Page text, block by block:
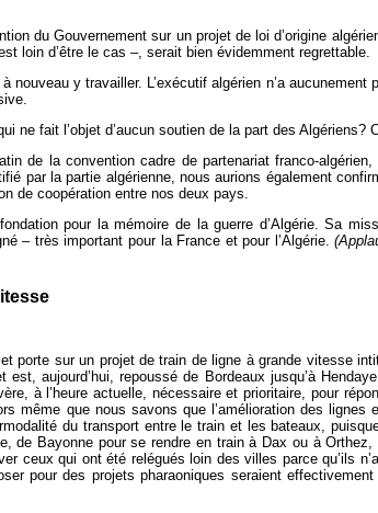
du Gouvernement sur un projet de loi d’origine
loin d’être le cas –, serait bien évidemment regrettable.
nouveau y travailler. L’exécutif algérien n’a
fait l’objet d’aucun soutien de la part des Algériens?
de la convention cadre de partenariat franco-
par la partie algérienne, nous aurions également
de coopération entre nos deux pays.
pour la mémoire de la guerre d’Algérie. Sa
– très important pour la France et pour l’Algérie.
porte sur un projet de train de ligne à grande vitesse
aujourd’hui, repoussé de Bordeaux jusqu’à
à l’heure actuelle, nécessaire et prioritaire, pour
même que nous savons que l’amélioration des lignes
du transport entre le train et les bateaux,
de Bayonne pour se rendre en train à Dax ou à
ceux qui ont été relégués loin des villes parce qu’ils
pour des projets pharaoniques seraient